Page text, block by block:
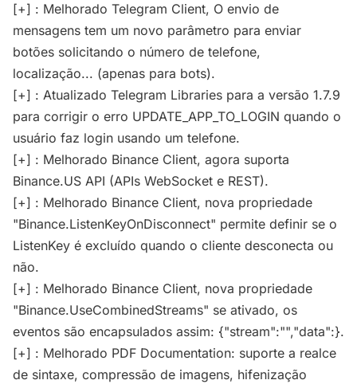
[+] : Melhorado Telegram Client, O envio de
mensagens tem um novo parâmetro para enviar
botões solicitando o número de telefone,
localização... (apenas para bots).
[+] : Atualizado Telegram Libraries para a versão 1.7.9
para corrigir o erro UPDATE_APP_TO_LOGIN quando o
usuário faz login usando um telefone.
[+] : Melhorado Binance Client, agora suporta
Binance.US API (APIs WebSocket e REST).
[+] : Melhorado Binance Client, nova propriedade
"Binance.ListenKeyOnDisconnect" permite definir se o
ListenKey é excluído quando o cliente desconecta ou
não.
[+] : Melhorado Binance Client, nova propriedade
"Binance.UseCombinedStreams" se ativado, os
eventos são encapsulados assim: {"stream":"","data":}.
[+] : Melhorado PDF Documentation: suporte a realce
de sintaxe, compressão de imagens, hifenização